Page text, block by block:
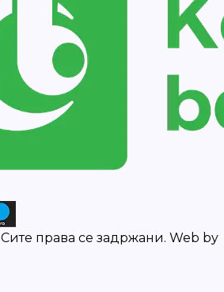
Сите права се задржани. Web by